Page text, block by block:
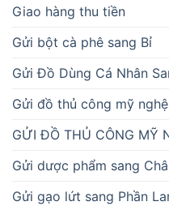
Giao hàng thu tiền
Gửi bột cà phê sang Bỉ
Gửi Đồ Dùng Cá Nhân
Gửi đồ thủ công mỹ
GỬI ĐỒ THỦ CÔNG MỸ
Gửi dược phẩm sang
Gửi gạo lứt sang Phần